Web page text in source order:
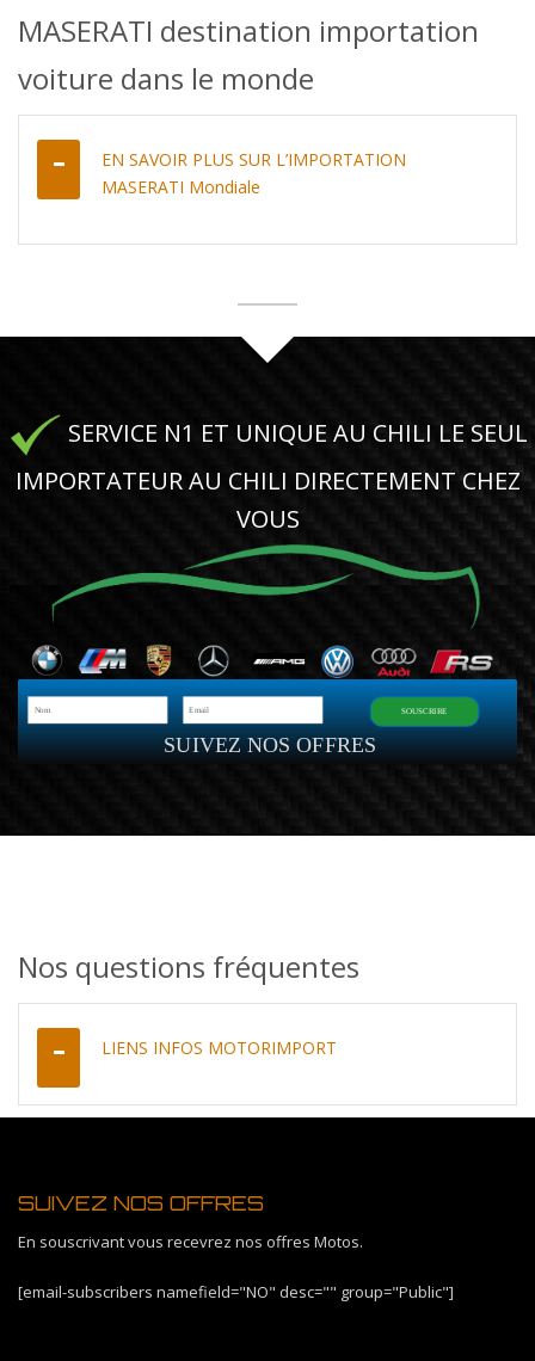
MASERATI destination importation
voiture dans le monde
EN SAVOIR PLUS SUR L’IMPORTATION
MASERATI Mondiale
SERVICE N1 ET UNIQUE AU CHILI LE SEUL
IMPORTATEUR AU CHILI DIRECTEMENT CHEZ
VOUS
SUIVEZ NOS OFFRES
SOUSCRIRE
Nos questions fréquentes
LIENS INFOS MOTORIMPORT
SUIVEZ NOS OFFRES
En souscrivant vous recevrez nos offres Motos.
[email-subscribers namefield="NO" desc="" group="Public"]